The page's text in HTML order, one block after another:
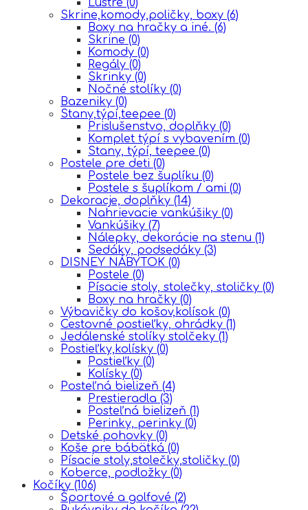
Skrine,komody,poličky, boxy (6)
Boxy na hračky a iné. (6)
Skrine (0)
Komody (0)
Regály (0)
Skrinky (0)
Nočné stolíky (0)
Bazeniky (0)
Stany,týpí,teepee (0)
Prislušenstvo, doplňky (0)
Komplet týpí s vybavením (0)
Stany, týpí, teepee (0)
Postele pre deti (0)
Postele bez šuplíku (0)
Postele s šuplíkom / ami (0)
Dekoracje, doplňky (14)
Nahrievacie vankúšiky (0)
Vankúšiky (7)
Nálepky, dekorácie na stenu (1)
Sedáky, podsedáky (3)
DISNEY NÁBYTOK (0)
Postele (0)
Písacie stoly, stolečky, stoličky (0)
Boxy na hračky (0)
Výbavičky do košov,kolísok (0)
Cestovné postieľky, ohrádky (1)
Jedálenské stolíky stolčeky (1)
Postieľky,kolísky (0)
Postieľky (0)
Kolísky (0)
Posteľná bielizeň (4)
Prestieradla (3)
Posteľná bielizeň (1)
Perinky, perinky (0)
Detské pohovky (0)
Koše pre bábätká (0)
Písacie stoly,stolečky,stoličky (0)
Koberce, podložky (0)
Kočíky (106)
Športové a golfové (2)